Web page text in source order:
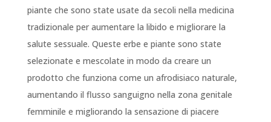
piante che sono state usate da secoli nella medicina
tradizionale per aumentare la libido e migliorare la
salute sessuale. Queste erbe e piante sono state
selezionate e mescolate in modo da creare un
prodotto che funziona come un afrodisiaco naturale,
aumentando il flusso sanguigno nella zona genitale
femminile e migliorando la sensazione di piacere